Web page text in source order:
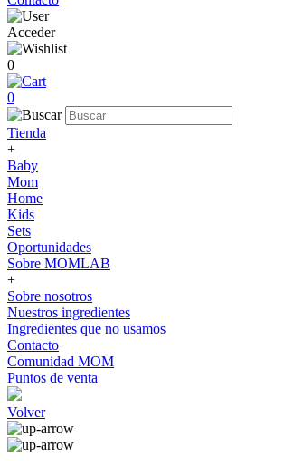
Acceder
0
0
Tienda
+
Baby
Mom
Home
Kids
Sets
Oportunidades
Sobre MOMLAB
+
Sobre nosotros
Nuestros ingredientes
Ingredientes que no usamos
Contacto
Comunidad MOM
Puntos de venta
Volver